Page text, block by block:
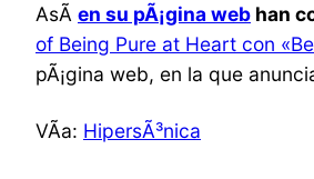
AsÃ­ en su pÃ¡gina web han
of Being Pure at Heart con
pÃ¡gina web, en la que
VÃ­a: HipersÃ³nica